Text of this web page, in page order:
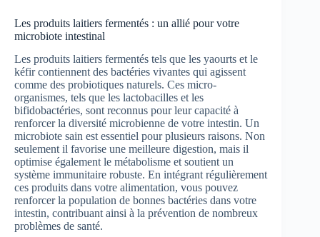
Les produits laitiers fermentés : un allié pour votre
microbiote intestinal
Les produits laitiers fermentés tels que les yaourts et le
kéfir contiennent des bactéries vivantes qui agissent
comme des probiotiques naturels. Ces micro-
organismes, tels que les lactobacilles et les
bifidobactéries, sont reconnus pour leur capacité à
renforcer la diversité microbienne de votre intestin. Un
microbiote sain est essentiel pour plusieurs raisons. Non
seulement il favorise une meilleure digestion, mais il
optimise également le métabolisme et soutient un
système immunitaire robuste. En intégrant régulièrement
ces produits dans votre alimentation, vous pouvez
renforcer la population de bonnes bactéries dans votre
intestin, contribuant ainsi à la prévention de nombreux
problèmes de santé.